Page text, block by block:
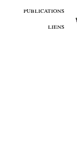
publications
liens